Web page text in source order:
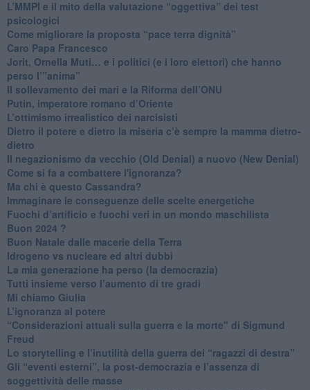
​L’MMPI e il mito della valutazione “oggettiva” dei test
psicologici
Come migliorare la proposta “pace terra dignità”
Caro Papa Francesco
​Jorit, Ornella Muti… e i politici (e i loro elettori) che hanno
perso l’”anima”
​Il sollevamento dei mari e la Riforma dell’ONU
Putin, imperatore romano d’Oriente
​L’ottimismo irrealistico dei narcisisti
​Dietro il potere e dietro la miseria c’è sempre la mamma dietro-
dietro
Il negazionismo da vecchio (Old Denial) a nuovo (New Denial)
Come si fa a combattere l'ignoranza?
Ma chi è questo Cassandra?
Immaginare le conseguenze delle scelte energetiche
​Fuochi d’artificio e fuochi veri in un mondo maschilista
Buon 2024 ?
​Buon Natale dalle macerie della Terra
​Idrogeno vs nucleare ed altri dubbi
​La mia generazione ha perso (la democrazia)
​Tutti insieme verso l’aumento di tre gradi
Mi chiamo Giulia
L’ignoranza al potere
​“Considerazioni attuali sulla guerra e la morte" di Sigmund
Freud
​Lo storytelling e l’inutilità della guerra dei “ragazzi di destra”
​Gli “eventi esterni”, la post-democrazia e l’assenza di
soggettività delle masse